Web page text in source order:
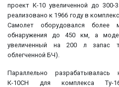
проект К-10 увеличенной до
реализовано к 1966 году в
Самолет оборудовался
обнаружения до 450 км, а
увеличенный на 200 л запас
облегченной БЧ).
Параллельно разрабатывалась
К-10СН для комплекса Ту-